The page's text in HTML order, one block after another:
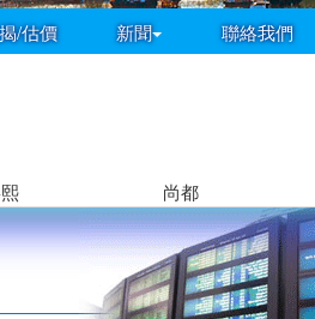
/估價 新聞 聯絡我們
尚都